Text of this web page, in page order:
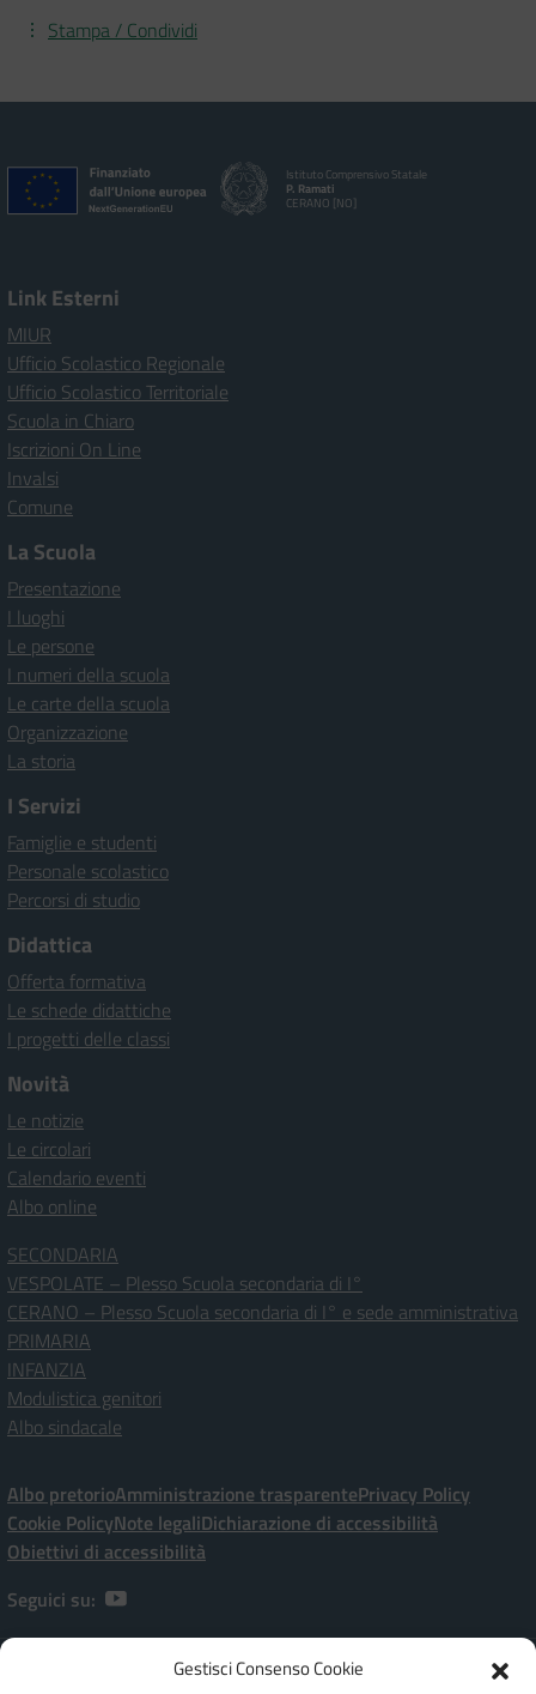
Gestisci Consenso Cookie
Stampa / Condividi
Istituto Comprensivo Statale
P. Ramati
CERANO [NO]
Link Esterni
MIUR
Ufficio Scolastico Regionale
Ufficio Scolastico Territoriale
Scuola in Chiaro
Iscrizioni On Line
Invalsi
Comune
La Scuola
Presentazione
I luoghi
Le persone
I numeri della scuola
Le carte della scuola
Organizzazione
La storia
I Servizi
Famiglie e studenti
Personale scolastico
Percorsi di studio
Didattica
Offerta formativa
Le schede didattiche
I progetti delle classi
Novità
Le notizie
Le circolari
Calendario eventi
Albo online
SECONDARIA
VESPOLATE – Plesso Scuola secondaria di I°
CERANO – Plesso Scuola secondaria di I° e sede amministrativa
PRIMARIA
INFANZIA
Modulistica genitori
Albo sindacale
Albo pretorioAmministrazione trasparentePrivacy Policy
Cookie PolicyNote legaliDichiarazione di accessibilità
Obiettivi di accessibilità
Seguici su:
Istituto Comprensivo Statale “P. Ramati” | Viale Marchetti, 20 – 28065